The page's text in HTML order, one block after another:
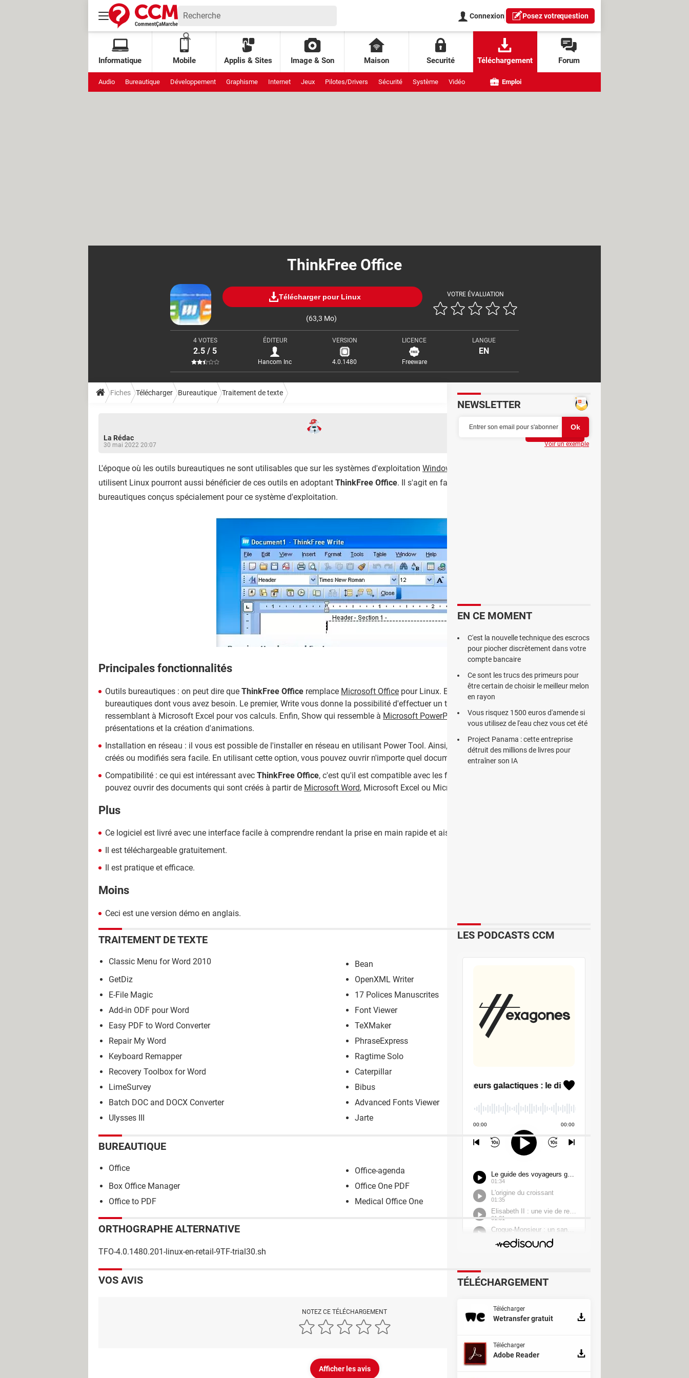
Connexion Posez votrequestion
Informatique Mobile Applis & Sites Image & Son Maison Securité Téléchargement Forum
Audio Bureautique Développement Graphisme Internet Jeux Pilotes/Drivers Sécurité Système Vidéo Emploi
ThinkFree Office
Télécharger pour Linux
(63,3 Mo)
VOTRE ÉVALUATION
4 VOTES
2.5 / 5
ÉDITEUR
Hancom Inc
VERSION
4.0.1480
LICENCE
Freeware
LANGUE
EN
Fiches Télécharger Bureautique Traitement de texte
La Rédac
30 mai 2022 20:07
L'époque où les outils bureautiques ne sont utilisables que sur les systèmes d'exploitation Windows
utilisent Linux pourront aussi bénéficier de ces outils en adoptant ThinkFree Office. Il s'agit en fait d'un ensemble de logiciels
bureautiques conçus spécialement pour ce système d'exploitation.
Principales fonctionnalités
Outils bureautiques : on peut dire que ThinkFree Office remplace Microsoft Office pour Linux. En effet, il regroupe les principaux outils
bureautiques dont vous avez besoin. Le premier, Write vous donne la possibilité d'effectuer un traitement de texte. Calc est un tableur
ressemblant à Microsoft Excel pour vos calculs. Enfin, Show qui ressemble à Microsoft PowerPoint
va vous aider dans vos
présentations et la création d'animations.
Installation en réseau : il vous est possible de l'installer en réseau en utilisant Power Tool. Ainsi, la synchronisation des documents
créés ou modifiés sera facile. En utilisant cette option, vous pouvez ouvrir n'importe quel document à partir d'un compte en ligne.
Compatibilité : ce qui est intéressant avec ThinkFree Office, c'est qu'il est compatible avec les fichiers de Windows. A cet effet, vous
pouvez ouvrir des documents qui sont créés à partir de Microsoft Word, Microsoft Excel ou Microsoft PowerPoint.
Plus
Ce logiciel est livré avec une interface facile à comprendre rendant la prise en main rapide et aisée.
Il est téléchargeable gratuitement.
Il est pratique et efficace.
Moins
Ceci est une version démo en anglais.
TRAITEMENT DE TEXTE
Classic Menu for Word 2010
Bean
GetDiz
OpenXML Writer
E-File Magic
17 Polices Manuscrites
Add-in ODF pour Word
Font Viewer
Easy PDF to Word Converter
TeXMaker
Repair My Word
PhraseExpress
Keyboard Remapper
Ragtime Solo
Recovery Toolbox for Word
Caterpillar
LimeSurvey
Bibus
Batch DOC and DOCX Converter
Advanced Fonts Viewer
Ulysses III
Jarte
BUREAUTIQUE
Office
Office-agenda
Box Office Manager
Office One PDF
Office to PDF
Medical Office One
ORTHOGRAPHE ALTERNATIVE
TFO-4.0.1480.201-linux-en-retail-9TF-trial30.sh
VOS AVIS
NOTEZ CE TÉLÉCHARGEMENT
Afficher les avis
NEWSLETTER
Voir un exemple
EN CE MOMENT
C'est la nouvelle technique des escrocs
pour piocher discrètement dans votre
compte bancaire
Ce sont les trucs des primeurs pour
être certain de choisir le meilleur melon
en rayon
Vous risquez 1500 euros d'amende si
vous utilisez de l'eau chez vous cet été
Project Panama : cette entreprise
détruit des millions de livres pour
entraîner son IA
LES PODCASTS CCM
TÉLÉCHARGEMENT
Télécharger
Wetransfer gratuit
Télécharger
Adobe Reader